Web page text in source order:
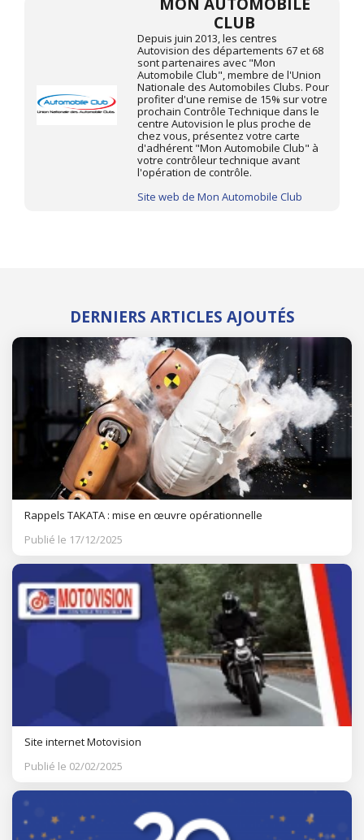
CLUB
Depuis juin 2013, les centres
Autovision des départements 67 et 68
sont partenaires avec "Mon
Automobile Club", membre de l'Union
Nationale des Automobiles Clubs. Pour
profiter d'une remise de 15% sur votre
prochain Contrôle Technique dans le
centre Autovision le plus proche de
chez vous, présentez votre carte
d'adhérent "Mon Automobile Club" à
votre contrôleur technique avant
l'opération de contrôle.
Site web de Mon Automobile Club
DERNIERS ARTICLES AJOUTÉS
Rappels TAKATA : mise en œuvre opérationnelle
Publié le 17/12/2025
Site internet Motovision
Publié le 02/02/2025